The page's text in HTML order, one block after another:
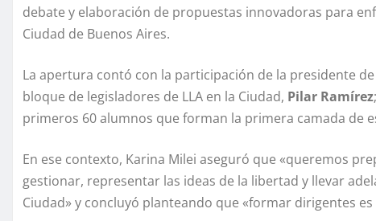
debate y elaboración de propuestas innovadoras para
Ciudad de Buenos Aires.
La apertura contó con la participación de la presidente de
bloque de legisladores de LLA en la Ciudad, Pilar Ramírez
primeros 60 alumnos que forman la primera camada de
En ese contexto, Karina Milei aseguró que «queremos
gestionar, representar las ideas de la libertad y llevar
Ciudad» y concluyó planteando que «formar dirigentes